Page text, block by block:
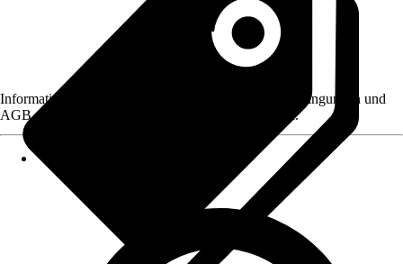
Informationen des Verkäufers, wie z. B. Rückgabebedingungen und
AGB, finden Sie bei Klick auf den Verkäufernamen.